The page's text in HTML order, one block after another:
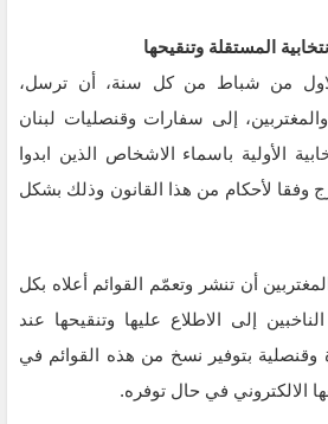
المستقلة وتنقيحها
من شباط من كل سنة، أن ترسل،
إلى سفارات وقنصليات لبنان
الأولية باسماء الاشخاص الذين ابدوا
وفقا لأحكام من هذا القانون وذلك بشكل
أن تنشر وتعمّم القوائم أعلاه بكل
إلى الاطلاع عليها وتنقيحها عند
وقنصلية بتوفير نسخ من هذه القوائم في
الالكتروني في حال توفره.